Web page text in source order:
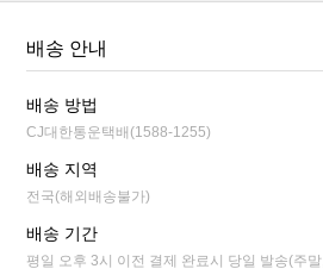
배송 안내
배송 방법
CJ대한통운택배(1588-1255)
배송 지역
전국(해외배송불가)
배송 기간
평일 오후 3시 이전 결제 완료시 당일 발송(주